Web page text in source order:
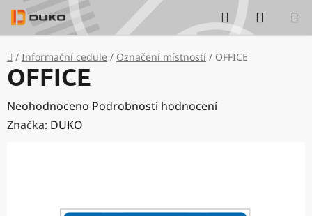
Přejít
na
obsah
Hledat
KOŠÍK
Domů
/ Informační cedule / Označení místností / OFFICE
OFFICE
Průměrné
hodnocení
Neohodnoceno Podrobnosti hodnocení
Značka: DUKO